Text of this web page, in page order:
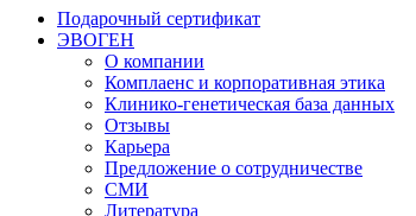
Подарочный сертификат
ЭВОГЕН
О компании
Комплаенс и корпоративная этика
Клинико-генетическая база данных
Отзывы
Карьера
Предложение о сотрудничестве
СМИ
Литература